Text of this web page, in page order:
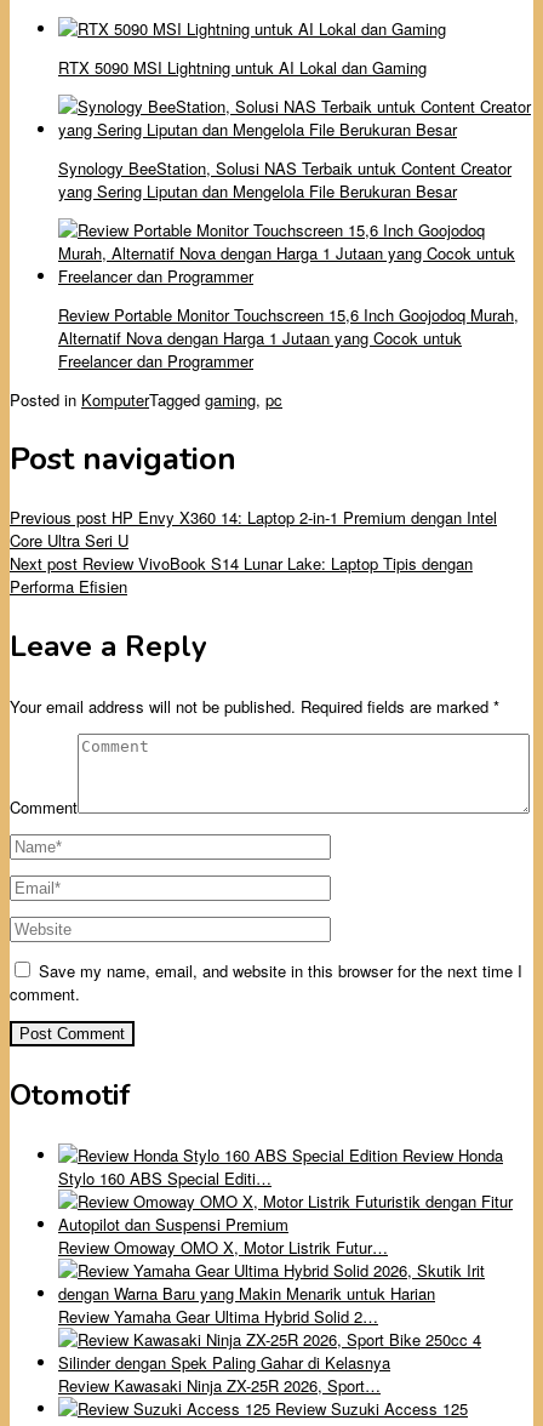
RTX 5090 MSI Lightning untuk AI Lokal dan Gaming
Synology BeeStation, Solusi NAS Terbaik untuk Content Creator
yang Sering Liputan dan Mengelola File Berukuran Besar
Review Portable Monitor Touchscreen 15,6 Inch Goojodoq Murah,
Alternatif Nova dengan Harga 1 Jutaan yang Cocok untuk
Freelancer dan Programmer
Posted in KomputerTagged gaming, pc
Post navigation
Previous post HP Envy X360 14: Laptop 2-in-1 Premium dengan Intel
Core Ultra Seri U
Next post Review VivoBook S14 Lunar Lake: Laptop Tipis dengan
Performa Efisien
Leave a Reply
Your email address will not be published. Required fields are marked *
Comment
Save my name, email, and website in this browser for the next time I
comment.
Otomotif
Review Honda
Stylo 160 ABS Special Editi…
Review Omoway OMO X, Motor Listrik Futur…
Review Yamaha Gear Ultima Hybrid Solid 2…
Review Kawasaki Ninja ZX-25R 2026, Sport…
Review Suzuki Access 125